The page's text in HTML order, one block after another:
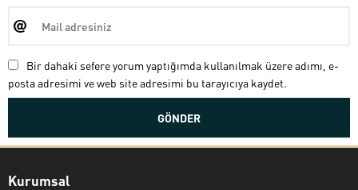
Bir dahaki sefere yorum yaptığımda kullanılmak üzere adımı, e-
posta adresimi ve web site adresimi bu tarayıcıya kaydet.
Kurumsal